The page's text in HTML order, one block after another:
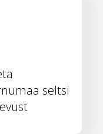
seltsi